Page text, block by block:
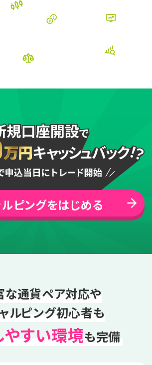
ピングをはじめる
な通貨ペア対応や
ルピング初心者も
すい環境も完備